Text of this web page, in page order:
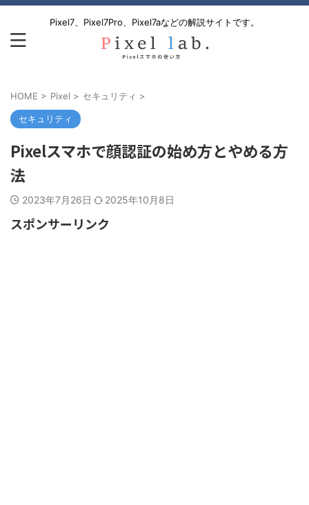
Pixel7、Pixel7Pro、Pixel7aなどの解説サイトです。
HOME > Pixel > セキュリティ >
セキュリティ
Pixelスマホで顔認証の始め方とやめる方
法
2023年7月26日 2025年10月8日
スポンサーリンク